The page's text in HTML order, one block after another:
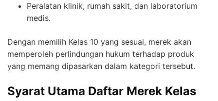
Peralatan klinik, rumah sakit, dan laboratorium
medis.
Dengan memilih Kelas 10 yang sesuai, merek akan
memperoleh perlindungan hukum terhadap produk
yang memang dipasarkan dalam kategori tersebut.
Syarat Utama Daftar Merek Kelas